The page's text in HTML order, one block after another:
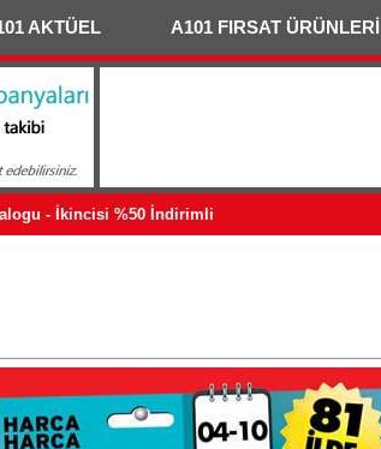
AKTÜEL A101 FIRSAT ÜRÜNLERİ
- İkincisi %50 İndirimli